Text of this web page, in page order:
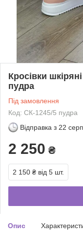
Кросівки
пудра
Під замовлення
Код: СК-1245/5 пудра
Відправка з 22
2 250 ₴
2 150 ₴ від 5 шт.
Опис